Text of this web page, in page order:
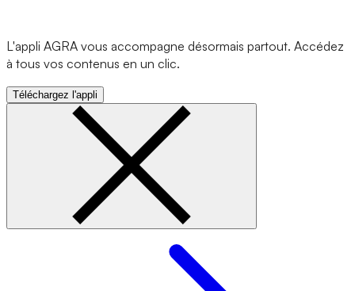
L'appli AGRA vous accompagne désormais partout. Accédez
à tous vos contenus en un clic.
Téléchargez l'appli